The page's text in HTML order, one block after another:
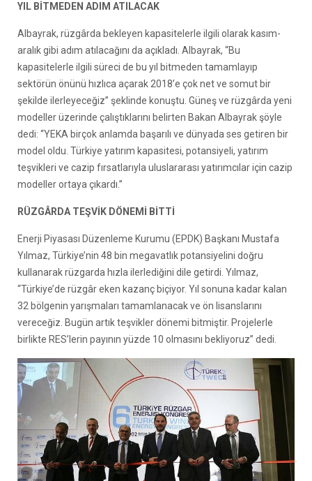
YIL BİTMEDEN ADIM ATILACAK
Albayrak, rüzgârda bekleyen kapasitelerle ilgili olarak kasım-
aralık gibi adım atılacağını da açıkladı. Albayrak, “Bu
kapasitelerle ilgili süreci de bu yıl bitmeden tamamlayıp
sektörün önünü hızlıca açarak 2018’e çok net ve somut bir
şekilde ilerleyeceğiz” şeklinde konuştu. Güneş ve rüzgârda yeni
modeller üzerinde çalıştıklarını belirten Bakan Albayrak şöyle
dedi: “YEKA birçok anlamda başarılı ve dünyada ses getiren bir
model oldu. Türkiye yatırım kapasitesi, potansiyeli, yatırım
teşvikleri ve cazip fırsatlarıyla uluslararası yatırımcılar için cazip
modeller ortaya çıkardı.”
RÜZGÂRDA TEŞVİK DÖNEMİ BİTTİ
Enerji Piyasası Düzenleme Kurumu (EPDK) Başkanı Mustafa
Yılmaz, Türkiye’nin 48 bin megavatlık potansiyelini doğru
kullanarak rüzgarda hızla ilerlediğini dile getirdi. Yılmaz,
“Türkiye’de rüzgâr eken kazanç biçiyor. Yıl sonuna kadar kalan
32 bölgenin yarışmaları tamamlanacak ve ön lisanslarını
vereceğiz. Bugün artık teşvikler dönemi bitmiştir. Projelerle
birlikte RES’lerin payının yüzde 10 olmasını bekliyoruz” dedi.